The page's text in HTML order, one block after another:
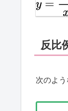
反比
次のよう